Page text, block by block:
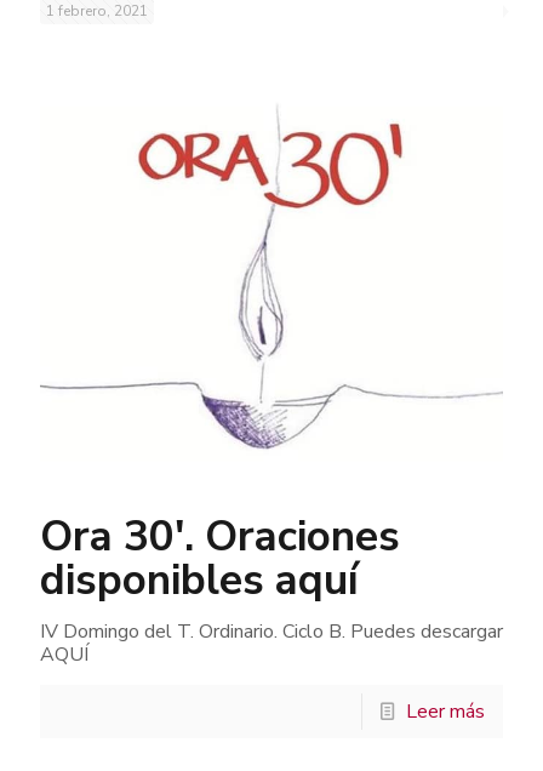
1 febrero, 2021
Ora 30′. Oraciones
disponibles aquí
IV Domingo del T. Ordinario. Ciclo B. Puedes descargar
AQUÍ
Leer más